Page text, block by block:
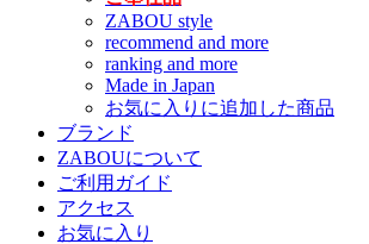
ZABOU style
recommend and more
ranking and more
Made in Japan
お気に入りに追加した商品
ブランド
ZABOUについて
ご利用ガイド
アクセス
お気に入り